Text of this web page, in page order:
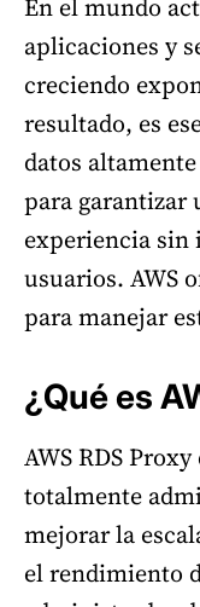
En el mundo
aplicaciones y
creciendo
resultado, es
datos
para
experiencia sin
usuarios. AWS
para manejar
¿Qué es
AWS RDS
totalmente
mejorar la
el rendimiento